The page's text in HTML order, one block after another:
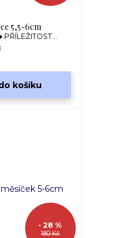
5,5-6cm
PŘÍLEŽITOST...
košíku
180 Kč
- 28 %